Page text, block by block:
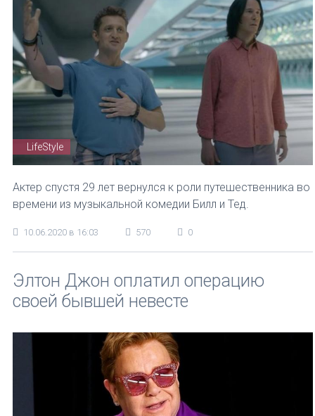
LifeStyle
Актер спустя 29 лет вернулся к роли путешественника во
времени из музыкальной комедии Билл и Тед.
10.06.2020 в 16:03 570 0
Элтон Джон оплатил операцию
своей бывшей невесте